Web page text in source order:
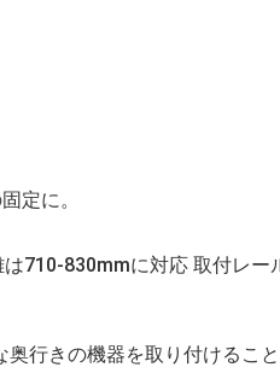
定に。
710-830mmに対応 取付レー
行きの機器を取り付けるこ